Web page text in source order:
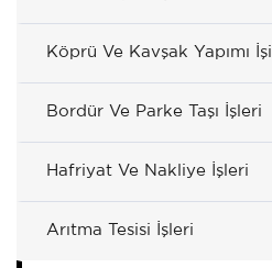
Köprü Ve Kavşak Yapımı İşi
Bordür Ve Parke Taşı İşleri
Hafriyat Ve Nakliye İşleri
Arıtma Tesisi İşleri